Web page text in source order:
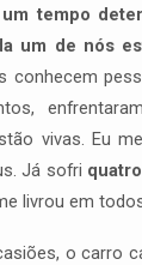
tempo
um de nós
conhecem
vivas. Eu
Já sofri
livrou em
o carro